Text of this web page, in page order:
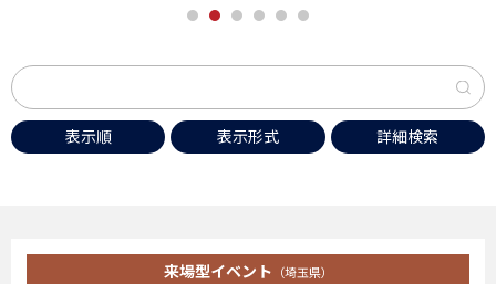
表示順 表示形式 詳細検索
来場型イベント （埼玉県）